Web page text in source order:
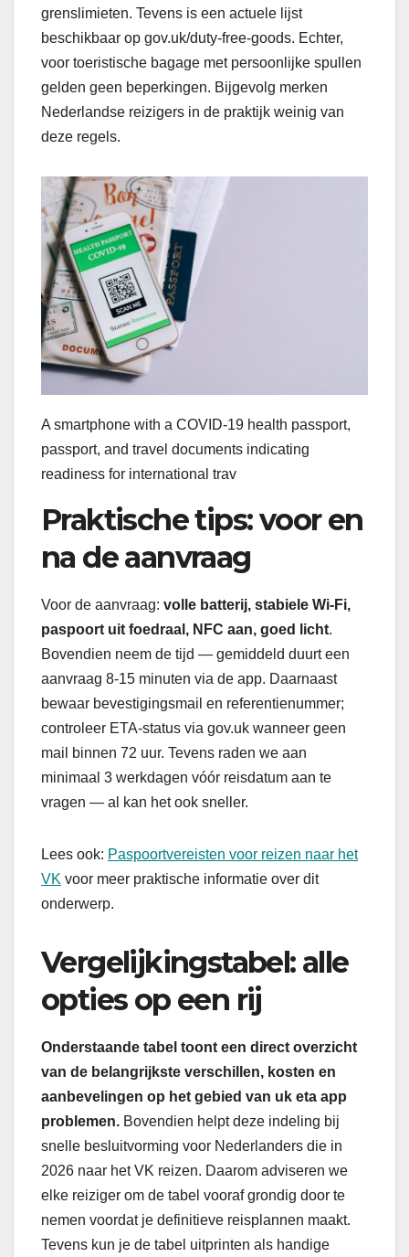
grenslimieten. Tevens is een actuele lijst
beschikbaar op gov.uk/duty-free-goods. Echter,
voor toeristische bagage met persoonlijke spullen
gelden geen beperkingen. Bijgevolg merken
Nederlandse reizigers in de praktijk weinig van
deze regels.
A smartphone with a COVID-19 health passport,
passport, and travel documents indicating
readiness for international trav
Praktische tips: voor en
na de aanvraag
Voor de aanvraag: volle batterij, stabiele Wi-Fi,
paspoort uit foedraal, NFC aan, goed licht.
Bovendien neem de tijd — gemiddeld duurt een
aanvraag 8-15 minuten via de app. Daarnaast
bewaar bevestigingsmail en referentienummer;
controleer ETA-status via gov.uk wanneer geen
mail binnen 72 uur. Tevens raden we aan
minimaal 3 werkdagen vóór reisdatum aan te
vragen — al kan het ook sneller.
Lees ook: Paspoortvereisten voor reizen naar het
VK voor meer praktische informatie over dit
onderwerp.
Vergelijkingstabel: alle
opties op een rij
Onderstaande tabel toont een direct overzicht
van de belangrijkste verschillen, kosten en
aanbevelingen op het gebied van uk eta app
problemen. Bovendien helpt deze indeling bij
snelle besluitvorming voor Nederlanders die in
2026 naar het VK reizen. Daarom adviseren we
elke reiziger om de tabel vooraf grondig door te
nemen voordat je definitieve reisplannen maakt.
Tevens kun je de tabel uitprinten als handige